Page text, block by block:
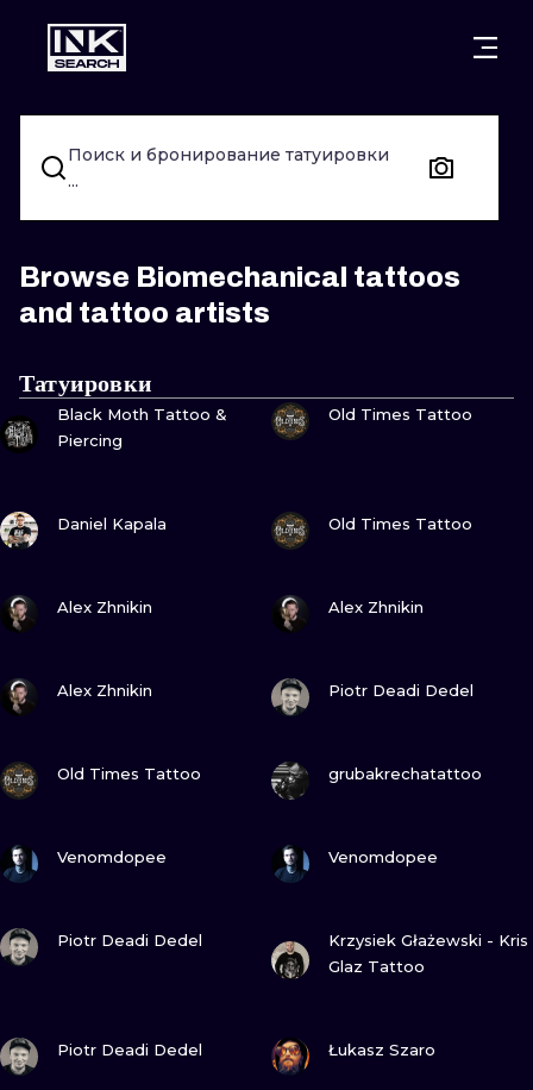
ГОРОДА ВАРШАВА
КРАКОВ ВРОЦЛАВ
БЕРЛИН ЛОНДОН
ГЕЙДЕЛЬБЕРГ ЭДИНБУРГ
МАНЧЕСТЕР
АФИНЫ БУДАПЕШТ
СТИЛИ
НАДПИСИ
НЬЮСКУЛ
ЯПОНСКИЙ
Поиск и бронирование татуировки
...
Browse Biomechanical tattoos
and tattoo artists
Татуировки
ПОСМОТРИ
Black Moth Tattoo &
Piercing
ПОСМОТРИ
Old Times Tattoo
Daniel Kapala Old Times Tattoo
Alex Zhnikin Alex Zhnikin
Alex Zhnikin Piotr Deadi Dedel
Old Times Tattoo grubakrechatattoo
Venomdopee Venomdopee
Piotr Deadi Dedel
Krzysiek Głażewski - Kris
Glaz Tattoo
Piotr Deadi Dedel Łukasz Szaro